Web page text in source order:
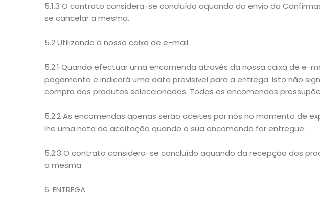
5.1.3 O contrato considera-se concluído aquando do envio da
se cancelar a mesma.
5.2 Utilizando a nossa caixa de e-mail:
5.2.1 Quando efectuar uma encomenda através da nossa caixa de e-
pagamento e indicará uma data previsível para a entrega. Isto não
compra dos produtos seleccionados. Todas as encomendas
5.2.2 As encomendas apenas serão aceites por nós no momento de
lhe uma nota de aceitação quando a sua encomenda for entregue.
5.2.3 O contrato considera-se concluído aquando da recepção dos
a mesma.
6. ENTREGA